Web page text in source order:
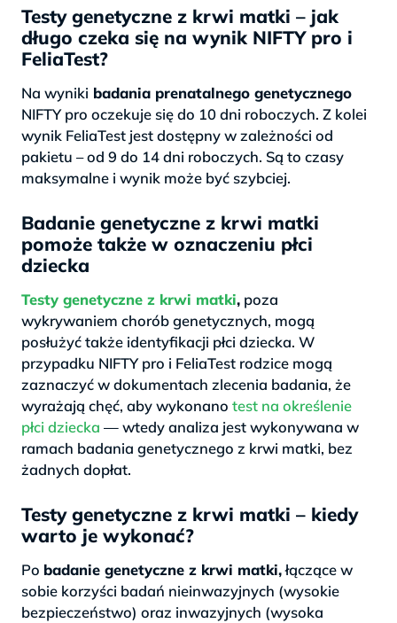
Testy genetyczne z krwi matki – jak
długo czeka się na wynik NIFTY pro i
FeliaTest?
Na wyniki badania prenatalnego genetycznego
NIFTY pro oczekuje się do 10 dni roboczych. Z kolei
wynik FeliaTest jest dostępny w zależności od
pakietu – od 9 do 14 dni roboczych. Są to czasy
maksymalne i wynik może być szybciej.
Badanie genetyczne z krwi matki
pomoże także w oznaczeniu płci
dziecka
Testy genetyczne z krwi matki, poza
wykrywaniem chorób genetycznych, mogą
posłużyć także identyfikacji płci dziecka. W
przypadku NIFTY pro i FeliaTest rodzice mogą
zaznaczyć w dokumentach zlecenia badania, że
wyrażają chęć, aby wykonano test na określenie
płci dziecka — wtedy analiza jest wykonywana w
ramach badania genetycznego z krwi matki, bez
żadnych dopłat.
Testy genetyczne z krwi matki – kiedy
warto je wykonać?
Po badanie genetyczne z krwi matki,łączące w
sobie korzyści badań nieinwazyjnych (wysokie
bezpieczeństwo) oraz inwazyjnych (wysoka